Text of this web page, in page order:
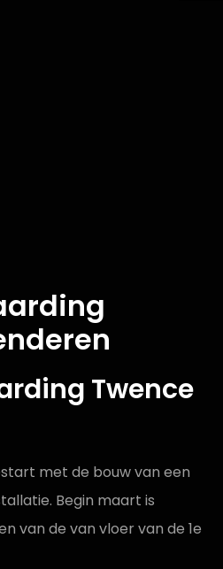
Twence
met de bouw van een
Begin maart is
van de van vloer van de 1e